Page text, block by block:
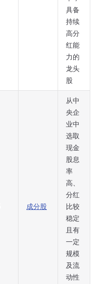
具备
持续
高分
红能
力的
龙头
股
成分股
从中
央企
业中
选取
现金
股息
率
高、
分红
比较
稳定
且有
一定
规模
及流
动性